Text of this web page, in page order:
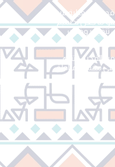
تشغيلية تتيح
وهو ما جعل تصميم
تنفيذ روضات
الفكرة وتنتهي
في مختلف مناطق